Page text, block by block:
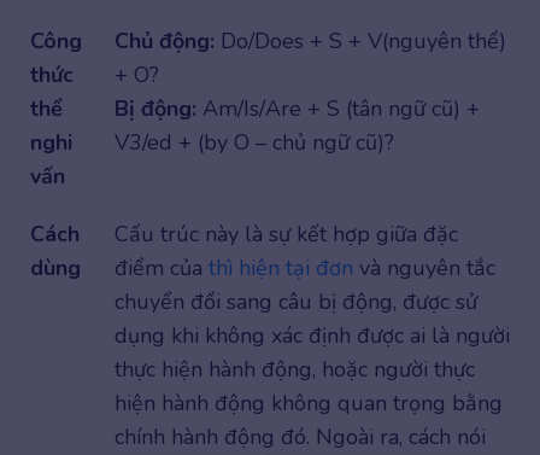
Công
thức
thể
nghi
vấn
Chủ động: Do/Does + S + V(nguyên thể)
+ O?
Bị động: Am/Is/Are + S (tân ngữ cũ) +
V3/ed + (by O – chủ ngữ cũ)?
Cách
dùng
Cấu trúc này là sự kết hợp giữa đặc
điểm của thì hiện tại đơn và nguyên tắc
chuyển đổi sang câu bị động, được sử
dụng khi không xác định được ai là người
thực hiện hành động, hoặc người thực
hiện hành động không quan trọng bằng
chính hành động đó. Ngoài ra, cách nói